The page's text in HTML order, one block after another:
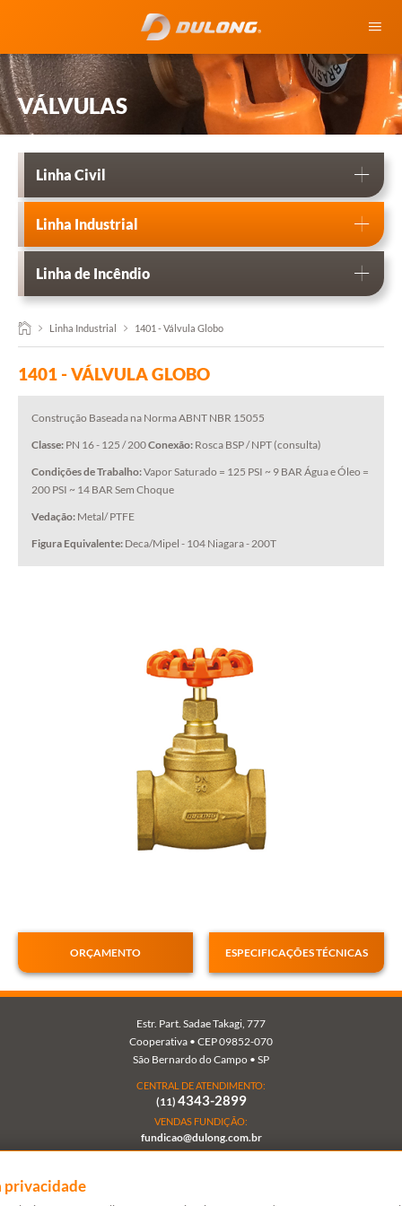
HOME
QUEM SOMOS
FUNDIÇÃO
VÁLVULAS
CONTATO
VÁLVULAS
Linha Civil
Linha Industrial
Linha de Incêndio
Linha Industrial 1401 - Válvula Globo
1401 - VÁLVULA GLOBO
Construção Baseada na Norma ABNT NBR 15055
Classe: PN 16 - 125 / 200Conexão: Rosca BSP / NPT (consulta)
Condições de Trabalho:Vapor Saturado = 125 PSI ~ 9 BAR Água e Óleo =
200 PSI ~ 14 BAR Sem Choque
Vedação: Metal/ PTFE
Figura Equivalente: Deca/Mipel - 104 Niagara - 200T
ORÇAMENTO ESPECIFICAÇÕES TÉCNICAS
Estr. Part. Sadae Takagi, 777
Cooperativa • CEP 09852-070
São Bernardo do Campo • SP
CENTRAL DE ATENDIMENTO:
(11) 4343-2899
VENDAS FUNDIÇÃO:
fundicao@dulong.com.br
Conversar com
Válvulas
Contato Fundição:
Li e concordo com a
Política de Privacidade
Uso de Dados.
FECHAR
Li e
concordo
com a
Política de
Cadastre-
se
Para ver este
Li e concordo
com aPolítica
de
Privacidadee
Uso de
Dados.
Cadastre-
Li e concordo
com aPolítica
de
Privacidade
Uso de
Dados.
privacidade